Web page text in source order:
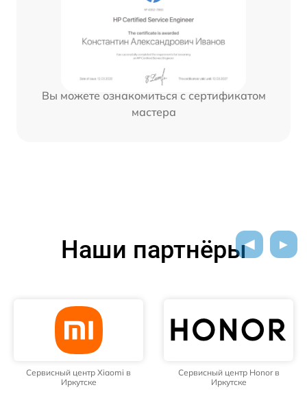
Вы можете ознакомиться с сертификатом
мастера
Наши партнёры
Сервисный центр Xiaomi в
Иркутске
Сервисный центр Honor в
Иркутске